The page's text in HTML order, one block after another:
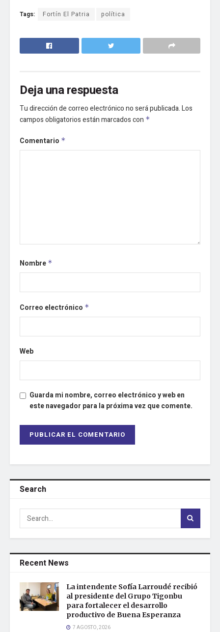
Tags: Fortín El Patria política
Deja una respuesta
Tu dirección de correo electrónico no será publicada.Los
campos obligatorios están marcados con *
Comentario *
Nombre *
Correo electrónico *
Web
Guarda mi nombre, correo electrónico y web en
este navegador para la próxima vez que comente.
Search
Recent News
La intendente Sofía Larroudé recibió
al presidente del Grupo Tigonbu
para fortalecer el desarrollo
productivo de Buena Esperanza
7 AGOSTO, 2026